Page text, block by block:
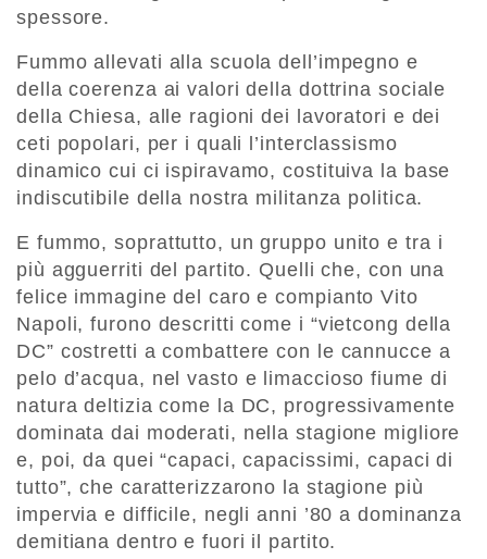
spessore.
Fummo allevati alla scuola dell’impegno e
della coerenza ai valori della dottrina sociale
della Chiesa, alle ragioni dei lavoratori e dei
ceti popolari, per i quali l’interclassismo
dinamico cui ci ispiravamo, costituiva la base
indiscutibile della nostra militanza politica.
E fummo, soprattutto, un gruppo unito e tra i
più agguerriti del partito. Quelli che, con una
felice immagine del caro e compianto Vito
Napoli, furono descritti come i “vietcong della
DC” costretti a combattere con le cannucce a
pelo d’acqua, nel vasto e limaccioso fiume di
natura deltizia come la DC, progressivamente
dominata dai moderati, nella stagione migliore
e, poi, da quei “capaci, capacissimi, capaci di
tutto”, che caratterizzarono la stagione più
impervia e difficile, negli anni ’80 a dominanza
demitiana dentro e fuori il partito.